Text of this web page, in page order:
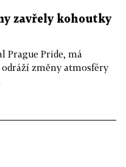
zavřely kohoutky
Prague Pride, má
odráží změny atmosféry